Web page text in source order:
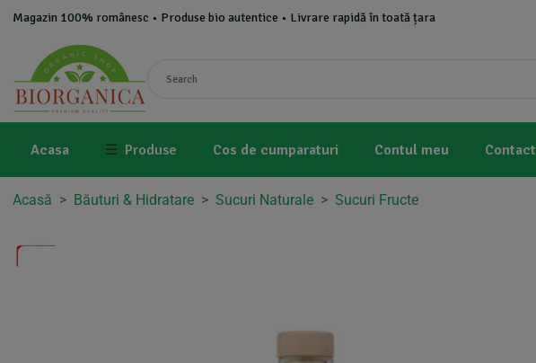
Magazin 100% românesc • Produse bio autentice • Livrare rapidă în toată țara
Acasa ☰ Produse Cos de cumparaturi Contul meu Contact
Acasă > Băuturi & Hidratare > Sucuri Naturale > Sucuri Fructe